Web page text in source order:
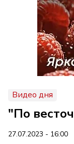
Видео дня
"По
27.07.2023 - 16:00